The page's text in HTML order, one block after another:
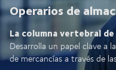
Operarios de
La columna vertebral
Desarrolla un papel clave a
de mercancías a través de